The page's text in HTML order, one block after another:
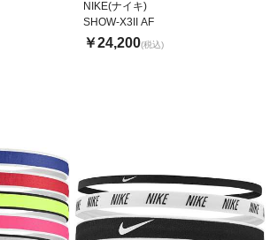
NIKE(ナイキ)
SHOW-X3II AF
￥24,200(税込)